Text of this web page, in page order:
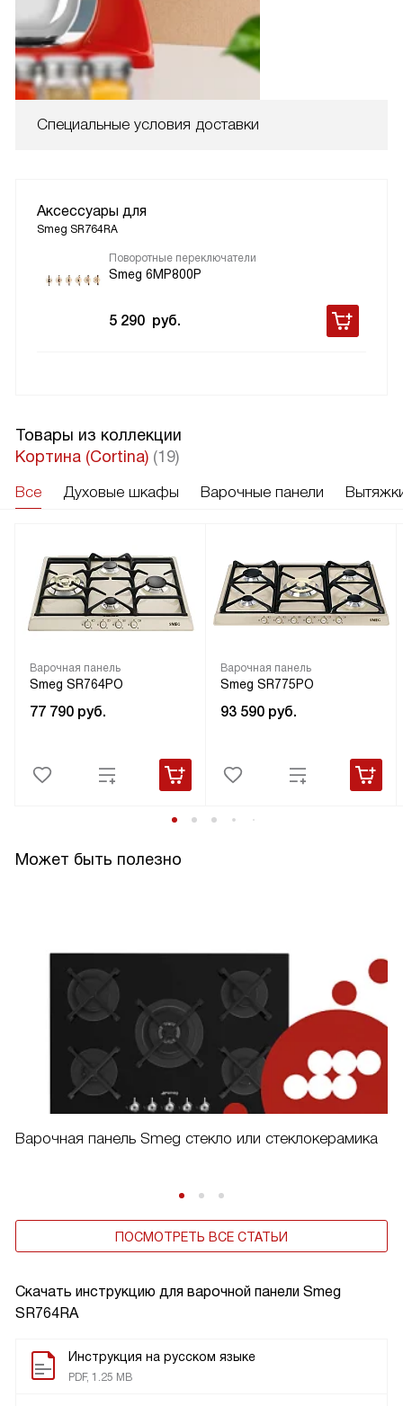
Скачать инструкцию для варочной панели Smeg
SR764RA
Инструкция на русском языке
PDF, 1.25 MB
Специальные условия доставки
Аксессуары для
Smeg SR764RA
Поворотные переключатели
Smeg 6MP800P
5 290 руб.
Товары из коллекции
Кортина (Cortina) (19)
Все Духовые шкафы Варочные панели
Варочная панель
Smeg SR764PO
77 790 руб.
Варочная панель
Smeg SR775PO
93 590 руб.
Может быть полезно
Варочная панель Smeg стекло или стеклокерамика
ПОСМОТРЕТЬ ВСЕ СТАТЬИ